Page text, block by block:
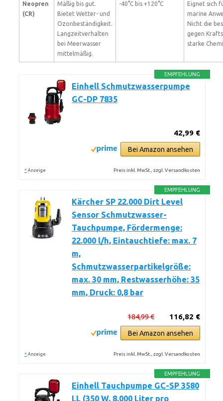
Neopren
(CR)
Mäßig bis gut.
Bietet Wetter- und
Ozonbeständigkeit.
Langzeitverhalten
bei Meerwasser
mittelmäßig.
-40°C bis +120°C
Eignet sich
marine
Nicht die
gegen
starke
EMPFEHLUNG
Einhell Schmutzwasserpumpe
GC-DP 7835
42,99 €
Bei Amazon ansehen
* Anzeige Preis inkl. MwSt., zzgl. Versandkosten
EMPFEHLUNG
Kärcher SP 22.000 Dirt Level
Sensor Schmutzwasser-
Tauchpumpe, Fördermenge:
22.000 l/h, Eintauchtiefe: max. 7
m,
Schmutzwasserpartikelgröße:
max. 30 mm, Restwasserhöhe: 35
mm, Druck: 0,8 bar
116,82 €
184,99 €
Bei Amazon ansehen
* Anzeige Preis inkl. MwSt., zzgl. Versandkosten
EMPFEHLUNG
Einhell Tauchpumpe GC-SP 3580
LL (350 W, 8.000 Liter pro